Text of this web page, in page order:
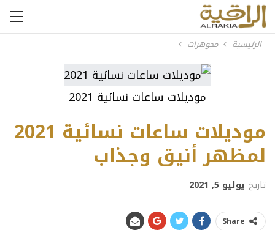
الرئيسية مجوهرات
موديلات ساعات نسائية 2021
موديلات ساعات نسائية 2021
لمظهر أنيق وجذاب
تاريخ يوليو 5, 2021
Share